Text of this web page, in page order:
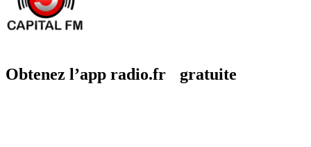
Obtenez l’app radio.fr gratuite